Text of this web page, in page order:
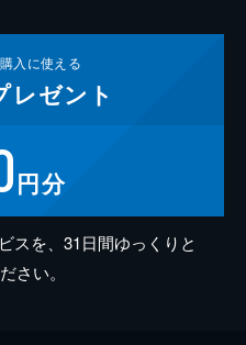
購入に使える
レゼント
円分
スを、31日間ゆっくりと
さい。